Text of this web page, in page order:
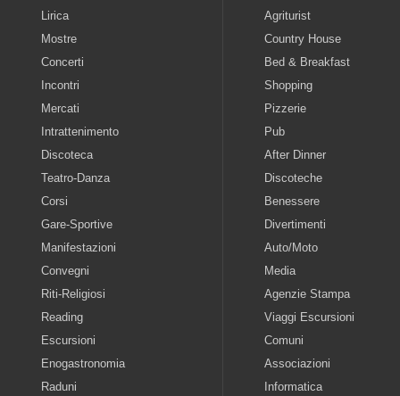
Lirica
Mostre
Concerti
Incontri
Mercati
Intrattenimento
Discoteca
Teatro-Danza
Corsi
Gare-Sportive
Manifestazioni
Convegni
Riti-Religiosi
Reading
Escursioni
Enogastronomia
Raduni
Agriturist
Country House
Bed & Breakfast
Shopping
Pizzerie
Pub
After Dinner
Discoteche
Benessere
Divertimenti
Auto/Moto
Media
Agenzie Stampa
Viaggi Escursioni
Comuni
Associazioni
Informatica